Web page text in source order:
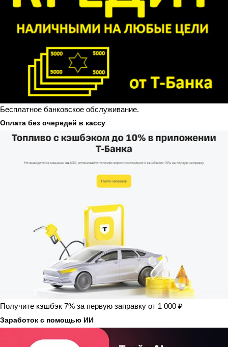
Бесплатное банковское обслуживание.
Оплата без очередей в кассу
Получите кэшбэк 7% за первую заправку от 1 000 ₽
Заработок с помощью ИИ